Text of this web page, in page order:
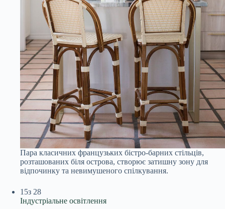
Пара класичних французьких бістро-барних стільців,
розташованих біля острова, створює затишну зону для
відпочинку та невимушеного спілкування.
15з 28
Індустріальне освітлення